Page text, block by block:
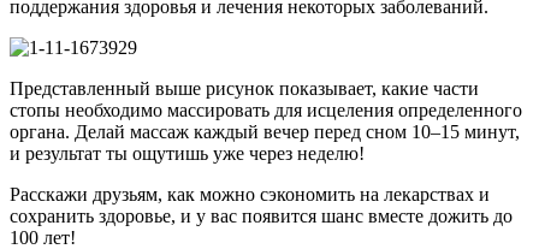
поддержания здоровья и лечения некоторых заболеваний.
Представленный выше рисунок показывает, какие части
стопы необходимо массировать для исцеления определенного
органа. Делай массаж каждый вечер перед сном 10–15 минут,
и результат ты ощутишь уже через неделю!
Расскажи друзьям, как можно сэкономить на лекарствах и
сохранить здоровье, и у вас появится шанс вместе дожить до
100 лет!